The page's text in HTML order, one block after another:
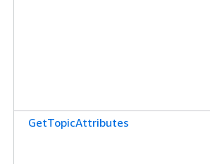
GetTopicAttributes